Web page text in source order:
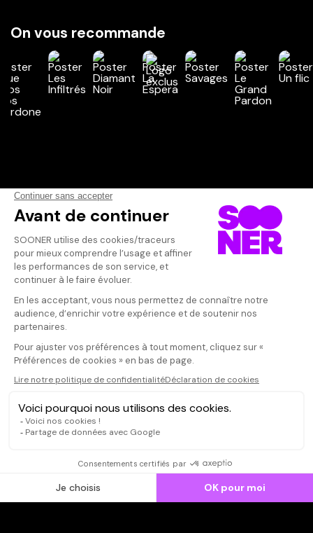
On vous recommande
Vos avis
Donnez votre avis
Votre note
Votre commentaire
Il faut vous connecter pour
publier un avis
CONNEXION
Qui sommes-nous ?